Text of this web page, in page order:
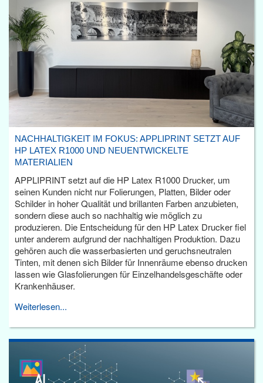
NACHHALTIGKEIT IM FOKUS: APPLIPRINT SETZT AUF
HP LATEX R1000 UND NEUENTWICKELTE
MATERIALIEN
APPLIPRINT setzt auf die HP Latex R1000 Drucker, um
seinen Kunden nicht nur Folierungen, Platten, Bilder oder
Schilder in hoher Qualität und brillanten Farben anzubieten,
sondern diese auch so nachhaltig wie möglich zu
produzieren. Die Entscheidung für den HP Latex Drucker fiel
unter anderem aufgrund der nachhaltigen Produktion. Dazu
gehören auch die wasserbasierten und geruchsneutralen
Tinten, mit denen sich Bilder für Innenräume ebenso drucken
lassen wie Glasfolierungen für Einzelhandelsgeschäfte oder
Krankenhäuser.
Weiterlesen...